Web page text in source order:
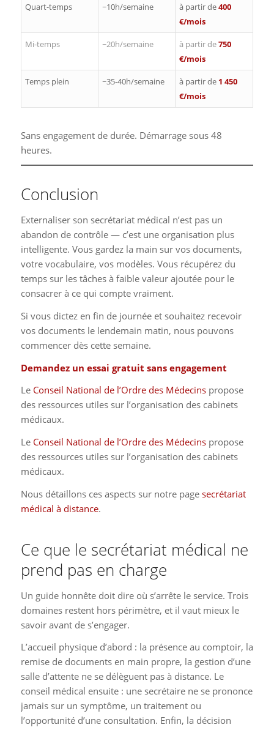
Quart-temps ~10h/semaine à partir de400
€/mois
Mi-temps ~20h/semaine à partir de750
€/mois
Temps plein ~35-40h/semaine à partir de 1 450
€/mois
Sans engagement de durée. Démarrage sous 48
heures.
Conclusion
Externaliser son secrétariat médical n’est pas un
abandon de contrôle — c’est une organisation plus
intelligente. Vous gardez la main sur vos documents,
votre vocabulaire, vos modèles. Vous récupérez du
temps sur les tâches à faible valeur ajoutée pour le
consacrer à ce qui compte vraiment.
Si vous dictez en fin de journée et souhaitez recevoir
vos documents le lendemain matin, nous pouvons
commencer dès cette semaine.
Demandez un essai gratuit sans engagement
Le Conseil National de l’Ordre des Médecinspropose
des ressources utiles sur l’organisation des cabinets
médicaux.
Le Conseil National de l’Ordre des Médecinspropose
des ressources utiles sur l’organisation des cabinets
médicaux.
Nous détaillons ces aspects sur notre page secrétariat
médical à distance.
Ce que le secrétariat médical ne
prend pas en charge
Un guide honnête doit dire où s’arrête le service. Trois
domaines restent hors périmètre, et il vaut mieux le
savoir avant de s’engager.
L’accueil physique d’abord : la présence au comptoir, la
remise de documents en main propre, la gestion d’une
salle d’attente ne se délèguent pas à distance. Le
conseil médical ensuite : une secrétaire ne se prononce
jamais sur un symptôme, un traitement ou
l’opportunité d’une consultation. Enfin, la décision